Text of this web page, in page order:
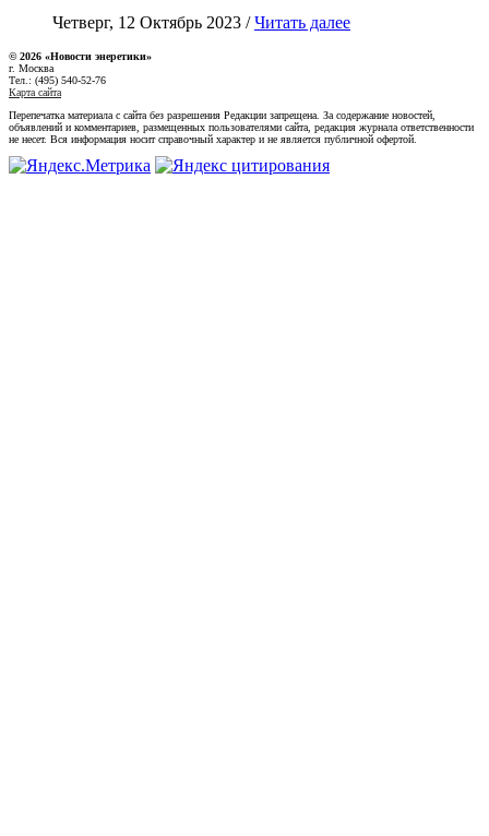
Четверг, 12 Октябрь 2023 /Читать далее
© 2026 «Новости энеретики»
г. Москва
Тел.: (495) 540-52-76
Карта сайта
Перепечатка материала с сайта без разрешения Редакции запрещена. За содержание новостей,
объявлений и комментариев, размещенных пользователями сайта, редакция журнала ответственности
не несет. Вся информация носит справочный характер и не является публичной офертой.